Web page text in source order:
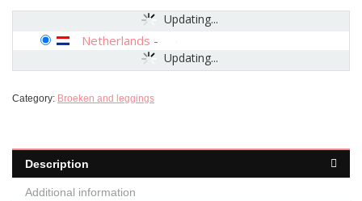
Updating...
Updating...
Netherlands -
Category: Broeken and leggings
Description
Additional information